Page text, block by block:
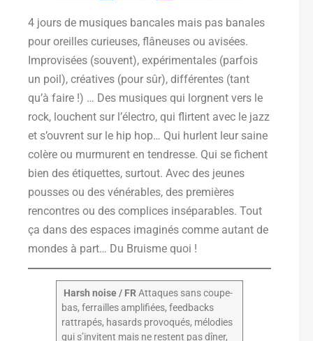
4 jours de musiques bancales mais pas banales
pour oreilles curieuses, flâneuses ou avisées.
Improvisées (souvent), expérimentales (parfois
un poil), créatives (pour sûr), différentes (tant
qu’à faire !) … Des musiques qui lorgnent vers le
rock, louchent sur l’électro, qui flirtent avec le jazz
et s’ouvrent sur le hip hop… Qui hurlent leur saine
colère ou murmurent en tendresse. Qui se fichent
bien des étiquettes, surtout. Avec des jeunes
pousses ou des vénérables, des premières
rencontres ou des complices inséparables. Tout
ça dans des espaces imaginés comme autant de
mondes à part… Du Bruisme quoi !
Harsh noise / FRAttaques sans coupe-
bas, ferrailles amplifiées, feedbacks
rattrapés, hasards provoqués, mélodies
qui s’invitent mais ne restent pas dîner,